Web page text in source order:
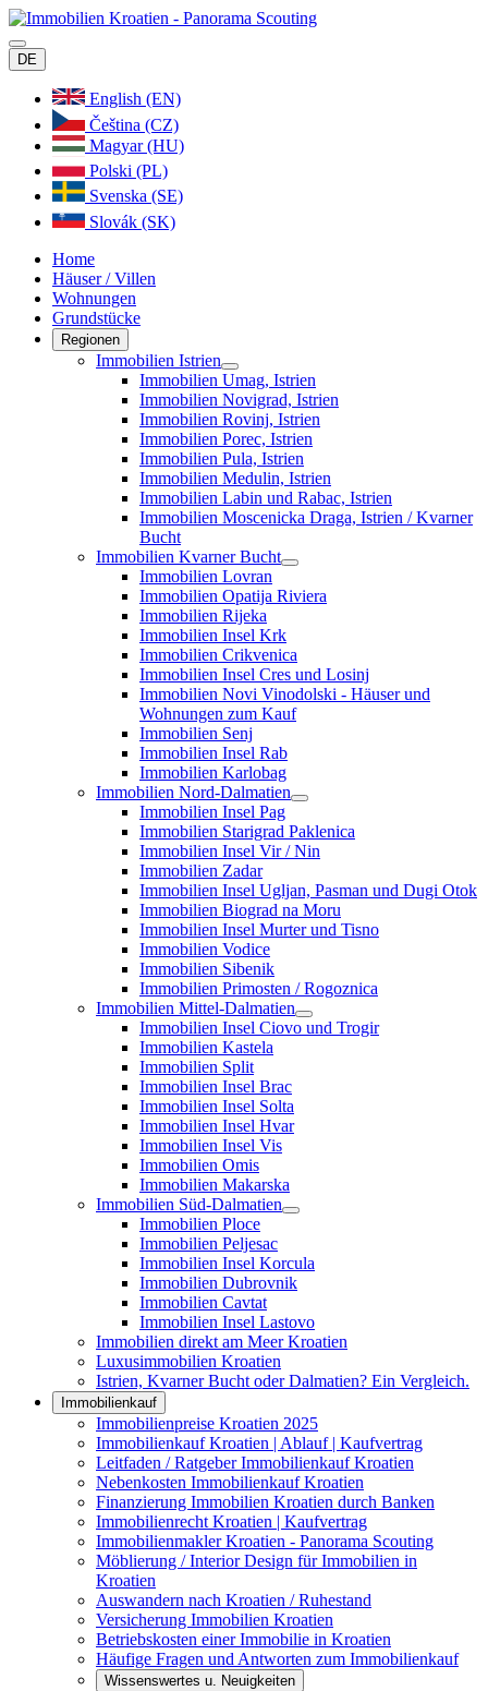
DE
English (EN)
Čeština (CZ)
Magyar (HU)
Polski (PL)
Svenska (SE)
Slovák (SK)
Home
Häuser / Villen
Wohnungen
Grundstücke
Regionen
Immobilien Istrien
Immobilien Umag, Istrien
Immobilien Novigrad, Istrien
Immobilien Rovinj, Istrien
Immobilien Porec, Istrien
Immobilien Pula, Istrien
Immobilien Medulin, Istrien
Immobilien Labin und Rabac, Istrien
Immobilien Moscenicka Draga, Istrien / Kvarner
Bucht
Immobilien Kvarner Bucht
Immobilien Lovran
Immobilien Opatija Riviera
Immobilien Rijeka
Immobilien Insel Krk
Immobilien Crikvenica
Immobilien Insel Cres und Losinj
Immobilien Novi Vinodolski - Häuser und
Wohnungen zum Kauf
Immobilien Senj
Immobilien Insel Rab
Immobilien Karlobag
Immobilien Nord-Dalmatien
Immobilien Insel Pag
Immobilien Starigrad Paklenica
Immobilien Insel Vir / Nin
Immobilien Zadar
Immobilien Insel Ugljan, Pasman und Dugi Otok
Immobilien Biograd na Moru
Immobilien Insel Murter und Tisno
Immobilien Vodice
Immobilien Sibenik
Immobilien Primosten / Rogoznica
Immobilien Mittel-Dalmatien
Immobilien Insel Ciovo und Trogir
Immobilien Kastela
Immobilien Split
Immobilien Insel Brac
Immobilien Insel Solta
Immobilien Insel Hvar
Immobilien Insel Vis
Immobilien Omis
Immobilien Makarska
Immobilien Süd-Dalmatien
Immobilien Ploce
Immobilien Peljesac
Immobilien Insel Korcula
Immobilien Dubrovnik
Immobilien Cavtat
Immobilien Insel Lastovo
Immobilien direkt am Meer Kroatien
Luxusimmobilien Kroatien
Istrien, Kvarner Bucht oder Dalmatien? Ein Vergleich.
Immobilienkauf
Immobilienpreise Kroatien 2025
Immobilienkauf Kroatien | Ablauf | Kaufvertrag
Leitfaden / Ratgeber Immobilienkauf Kroatien
Nebenkosten Immobilienkauf Kroatien
Finanzierung Immobilien Kroatien durch Banken
Immobilienrecht Kroatien | Kaufvertrag
Immobilienmakler Kroatien - Panorama Scouting
Möblierung / Interior Design für Immobilien in
Kroatien
Auswandern nach Kroatien / Ruhestand
Versicherung Immobilien Kroatien
Betriebskosten einer Immobilie in Kroatien
Häufige Fragen und Antworten zum Immobilienkauf
Wissenswertes u. Neuigkeiten